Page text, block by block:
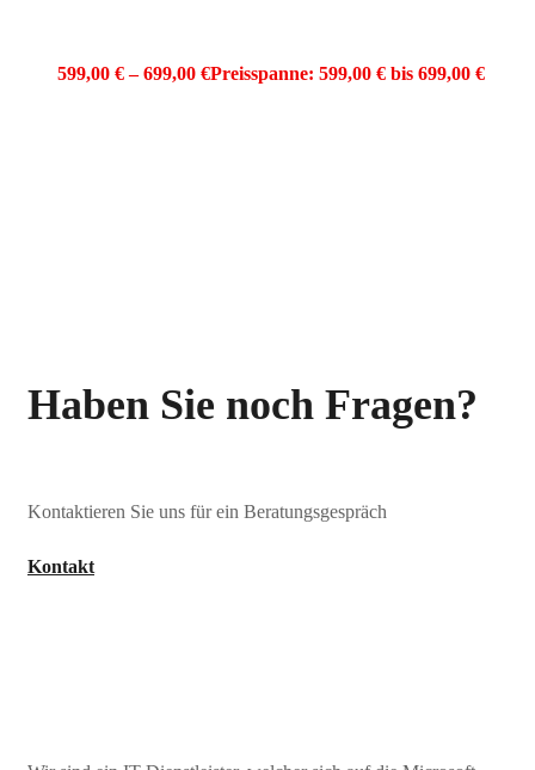
599,00 € –699,00 €Preisspanne: 599,00 € bis 699,00 €
Haben Sie noch Fragen?
Kontaktieren Sie uns für ein Beratungsgespräch
Kontakt